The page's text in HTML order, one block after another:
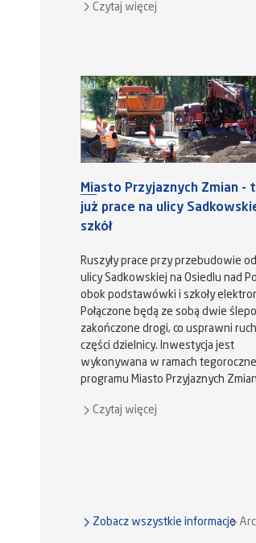
Czytaj więcej
Miasto Przyjaznych Zmian -
już prace na ulicy
szkół
Ruszyły prace przy przebudowie
ulicy Sadkowskiej na Osiedlu nad
obok podstawówki i szkoły
Połączone będą ze sobą dwie ślepo
zakończone drogi, co usprawni
części dzielnicy. Inwestycja jest
wykonywana w ramach
programu Miasto Przyjaznych
Czytaj więcej
Zobacz wszystkie informacje